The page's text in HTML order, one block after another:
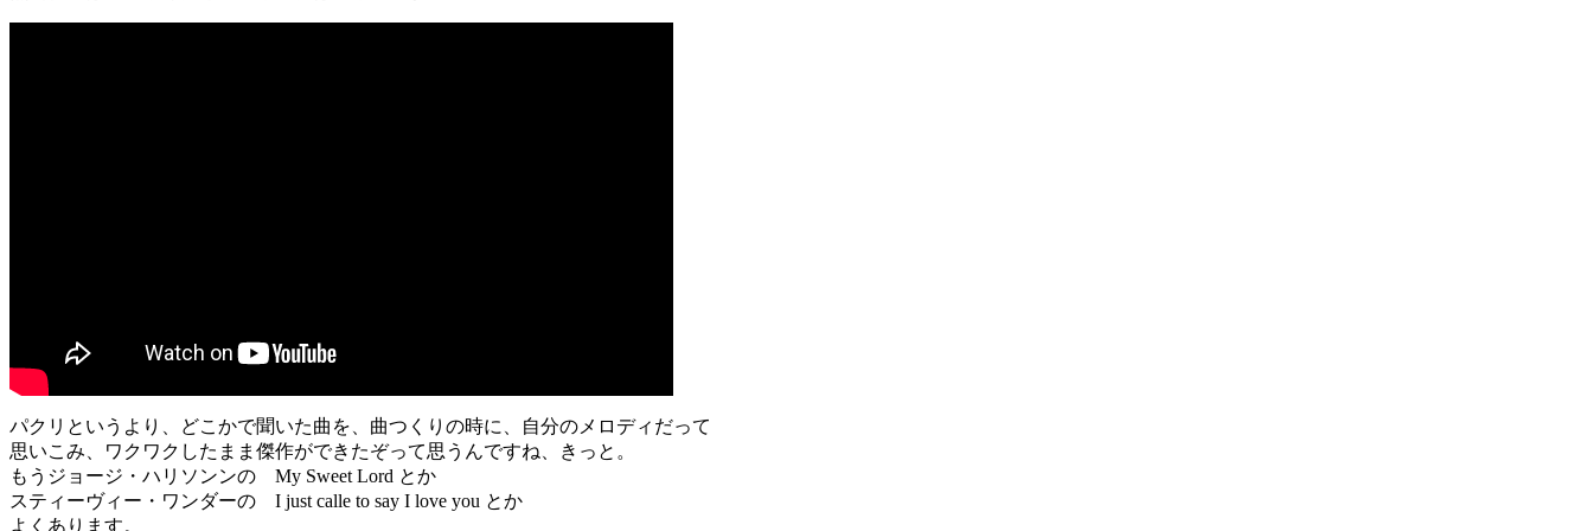
パクリというより、どこかで聞いた曲を、曲つくりの時に、自分のメロディだって
思いこみ、ワクワクしたまま傑作ができたぞって思うんですね、きっと。
もうジョージ・ハリソンンの My Sweet Lord とか
スティーヴィー・ワンダーの I just calle to say I love you とか
よくあります。